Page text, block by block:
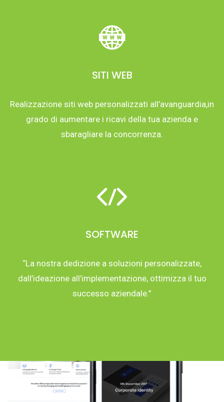
SITI WEB
Realizzazione siti web personalizzati all’avanguardia,in
grado di aumentare i ricavi della tua azienda e
sbaragliare la concorrenza.
SOFTWARE
“La nostra dedizione a soluzioni personalizzate,
dall’ideazione all’implementazione, ottimizza il tuo
successo aziendale.”